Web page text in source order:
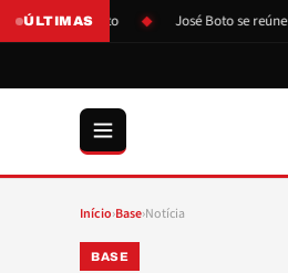
ÚLTIMAS
de Boto José Boto se reúne com
Início›Base›Notícia
BASE